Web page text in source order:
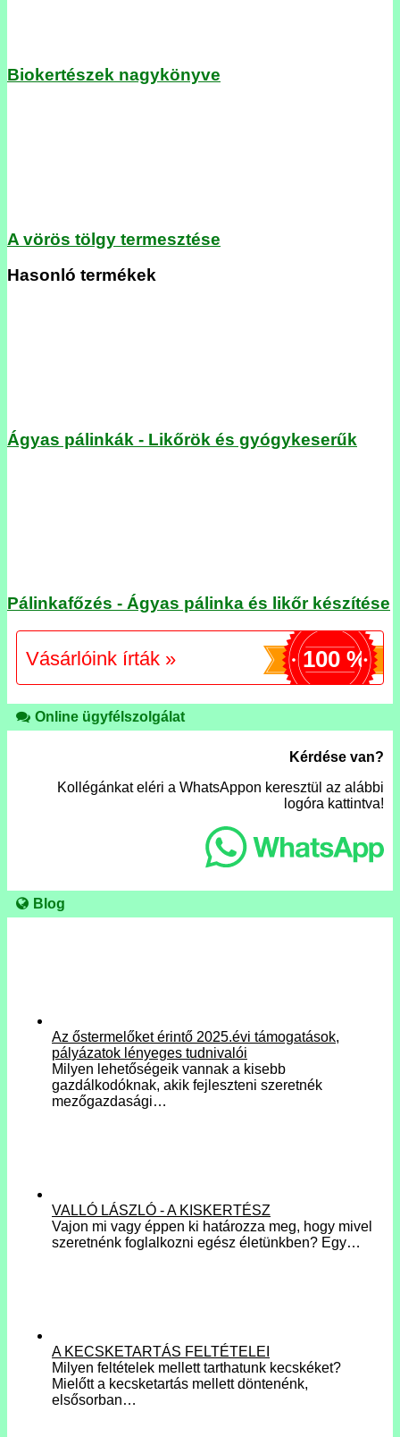
Biokertészek nagykönyve
A vörös tölgy termesztése
Hasonló termékek
Ágyas pálinkák - Likőrök és gyógykeserűk
Pálinkafőzés - Ágyas pálinka és likőr készítése
Vásárlóink írták » 100 %
Online ügyfélszolgálat
Kérdése van?
Kollégánkat eléri a WhatsAppon keresztül az alábbi
logóra kattintva!
Blog
Az őstermelőket érintő 2025.évi támogatások,
pályázatok lényeges tudnivalói
Milyen lehetőségeik vannak a kisebb
gazdálkodóknak, akik fejleszteni szeretnék
mezőgazdasági…
VALLÓ LÁSZLÓ - A KISKERTÉSZ
Vajon mi vagy éppen ki határozza meg, hogy mivel
szeretnénk foglalkozni egész életünkben? Egy…
A KECSKETARTÁS FELTÉTELEI
Milyen feltételek mellett tarthatunk kecskéket?
Mielőtt a kecsketartás mellett döntenénk,
elsősorban…